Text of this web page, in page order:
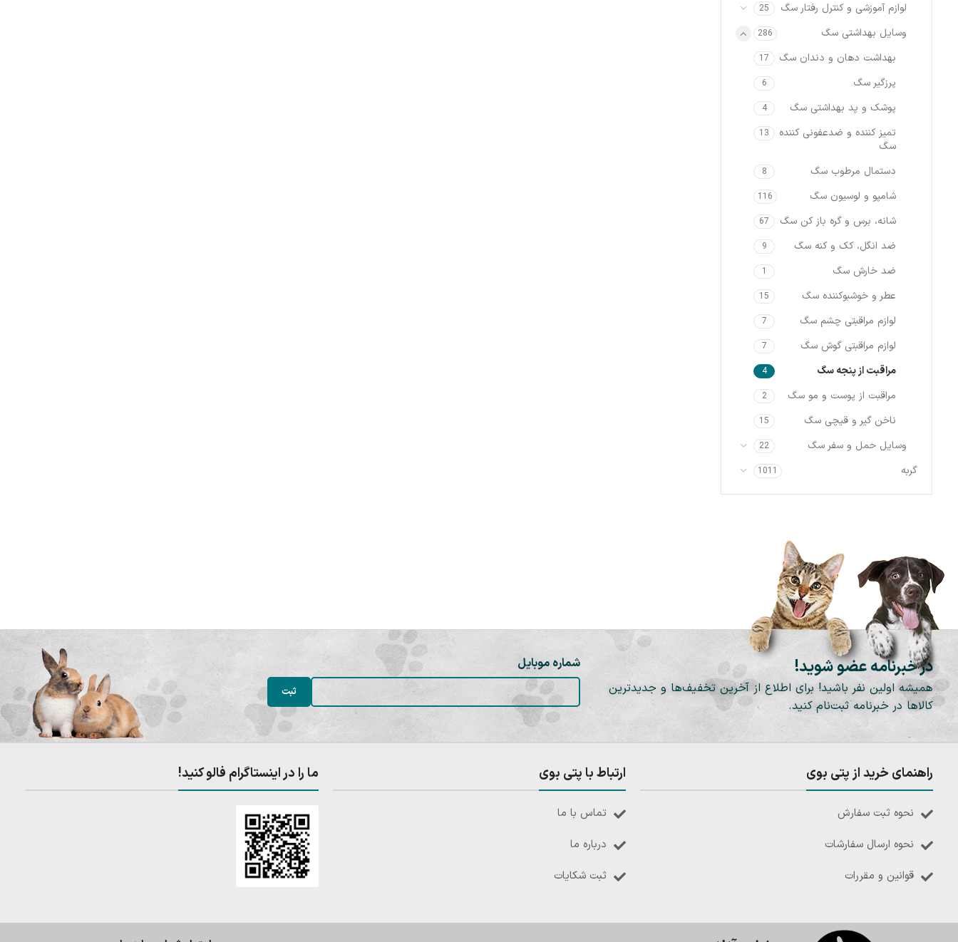
لوازم آموزشی و کنترل رفتار سگ 25
وسایل بهداشتی سگ 286
بهداشت دهان و دندان سگ 17
پرزگیر سگ 6
پوشک و پد بهداشتی سگ 4
تمیز کننده و ضدعفونی کننده
سگ
13
دستمال مرطوب سگ 8
شامپو و لوسیون سگ 116
شانه، برس و گره باز کن سگ 67
ضد انگل، کک و کنه سگ 9
ضد خارش سگ 1
عطر و خوشبوکننده سگ 15
لوازم مراقبتی چشم سگ 7
لوازم مراقبتی گوش سگ 7
مراقبت از پنجه سگ 4
مراقبت از پوست و مو سگ 2
ناخن گیر و قیچی سگ 15
وسایل حمل و سفر سگ 22
گربه 1011
در خبرنامه عضو شوید!
همیشه اولین نفر باشید! برای اطلاع از آخرین تخفیف‌ها و جدیدترین
کالاها در خبرنامه ثبت‌نام کنید.
شماره موبایل
راهنمای خرید از پتی بوی
نحوه ثبت سفارش
نحوه ارسال سفارشات
قوانین و مقررات
ارتباط با پتی بوی
تماس با ما
درباره ما
ثبت شکایات
ما را در اینستاگرام فالو کنید!